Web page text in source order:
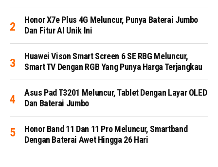
Honor X7e Plus 4G Meluncur, Punya Baterai Jumbo
Dan Fitur AI Unik Ini
Huawei Vison Smart Screen 6 SE RBG Meluncur,
Smart TV Dengan RGB Yang Punya Harga Terjangkau
Asus Pad T3201 Meluncur, Tablet Dengan Layar OLED
Dan Baterai Jumbo
Honor Band 11 Dan 11 Pro Meluncur, Smartband
Dengan Baterai Awet Hingga 26 Hari